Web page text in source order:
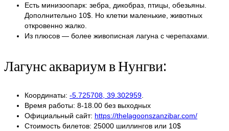
Есть минизоопарк: зебра, дикобраз, птицы, обезьяны.
Дополнительно 10$. Но клетки маленькие, животных
откровенно жалко.
Из плюсов — более живописная лагуна c черепахами.
Лагунс аквариум в Нунгви:
Координаты: -5.725708, 39.302959.
Время работы: 8-18.00 без выходных
Официальный сайт: https://thelagoonszanzibar.com/
Стоимость билетов: 25000 шиллингов или 10$